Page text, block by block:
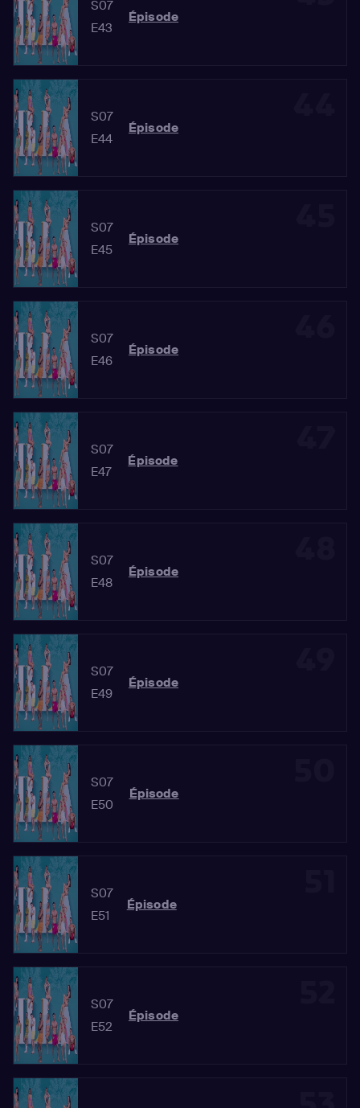
S07
E43
Épisode
S07
E44
Épisode
S07
E45
Épisode
S07
E46
Épisode
S07
E47
Épisode
S07
E48
Épisode
S07
E49
Épisode
S07
E50
Épisode
S07
E51
Épisode
S07
E52
Épisode